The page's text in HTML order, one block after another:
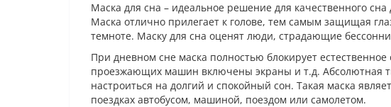
Маска для сна – идеальное решение для качественного
Маска отлично прилегает к голове, тем самым защищая
темноте. Маску для сна оценят люди, страдающие
При дневном сне маска полностью блокирует
проезжающих машин включены экраны и т.д. Абсолютная
настроиться на долгий и спокойный сон. Такая маска
поездках автобусом, машиной, поездом или самолетом.